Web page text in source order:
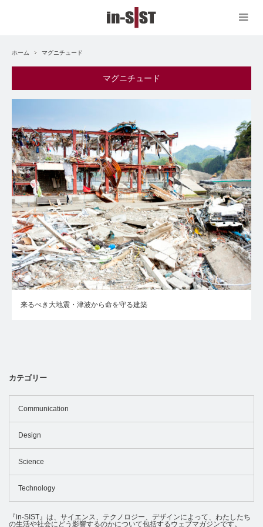
ホーム マグニチュード
マグニチュード
来るべき大地震・津波から命を守る建築
カテゴリー
Communication
Design
Science
Technology
『in-SIST』は、サイエンス、テクノロジー、デザインによって、わたしたち
の生活や社会にどう影響するのかについて包括するウェブマガジンです。